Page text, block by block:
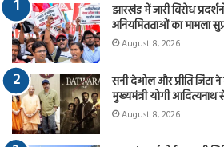
झारखंड में जारी विरोध
अनियमितताओं का मामला
August 8, 2026
सनी देओल और प्रीति जिंटा
मुख्यमंत्री योगी
August 8, 2026